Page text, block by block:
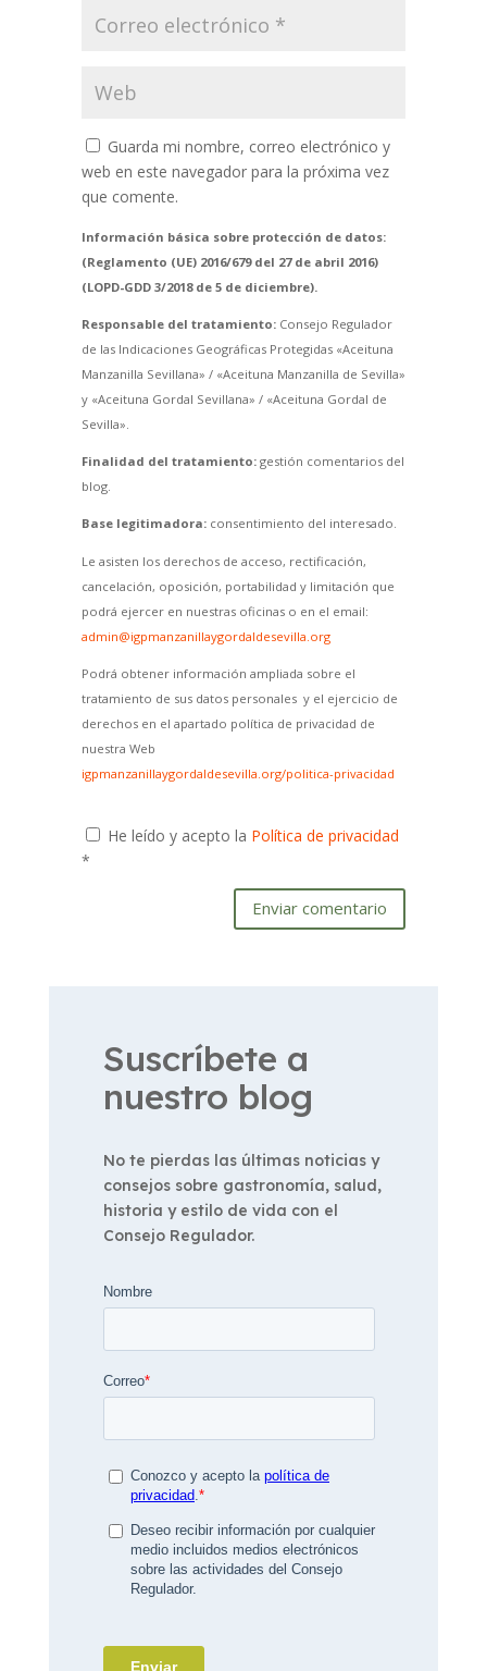
Guarda mi nombre, correo electrónico y
web en este navegador para la próxima vez
que comente.
Información básica sobre protección de datos:
(Reglamento (UE) 2016/679 del 27 de abril 2016)
(LOPD-GDD 3/2018 de 5 de diciembre).
Responsable del tratamiento:Consejo Regulador
de las Indicaciones Geográficas Protegidas «Aceituna
Manzanilla Sevillana» / «Aceituna Manzanilla de Sevilla»
y «Aceituna Gordal Sevillana» / «Aceituna Gordal de
Sevilla».
Finalidad del tratamiento:gestión comentarios del
blog.
Base legitimadora:consentimiento del interesado.
Le asisten los derechos de acceso, rectificación,
cancelación, oposición, portabilidad y limitación que
podrá ejercer en nuestras oficinas o en el email:
admin@igpmanzanillaygordaldesevilla.org
Podrá obtener información ampliada sobre el
tratamiento de sus datos personales y el ejercicio de
derechos en el apartado política de privacidad de
nuestra Web
igpmanzanillaygordaldesevilla.org/politica-privacidad
He leído y acepto la Política de privacidad
*
Enviar comentario
Suscríbete a
nuestro blog
No te pierdas las últimas noticias y
consejos sobre gastronomía, salud,
historia y estilo de vida con el
Consejo Regulador.